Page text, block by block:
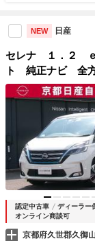
NEW 日産
セレナ １．２
ト 純正ナビ 全
Ｄライト 両側オ
ー フルセグＴＶ
ム キーフリー
認定中古車 ディーラー
オンライン商談可
京都府久世郡久御